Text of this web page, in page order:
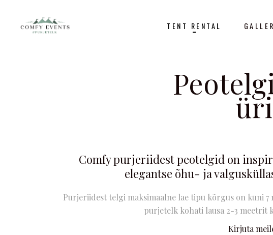
TENT RENTAL
Comfy purjeriidest peotelgid on
elegantse õhu- ja
Purjeriidest telgi maksimaalne lae tipu kõrgus on kuni
purjetelk kohati lausa 2-3 meetrit
Kirjuta